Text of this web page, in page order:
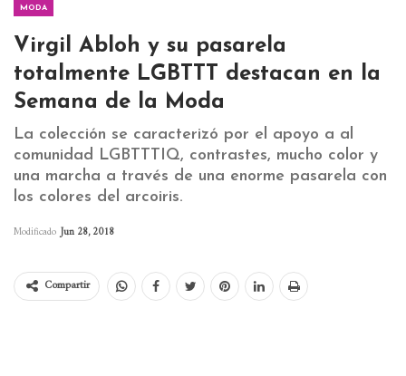
MODA
Virgil Abloh y su pasarela
totalmente LGBTTT destacan en la
Semana de la Moda
La colección se caracterizó por el apoyo a al
comunidad LGBTTTIQ, contrastes, mucho color y
una marcha a través de una enorme pasarela con
los colores del arcoiris.
Modificado Jun 28, 2018
Compartir